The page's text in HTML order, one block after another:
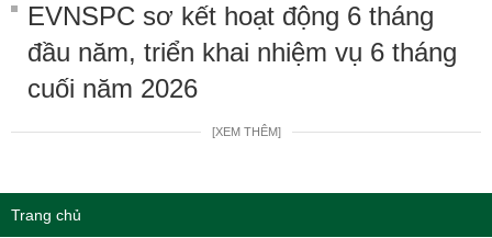
EVNSPC sơ kết hoạt động 6 tháng
đầu năm, triển khai nhiệm vụ 6 tháng
cuối năm 2026
[XEM THÊM]
Trang chủ